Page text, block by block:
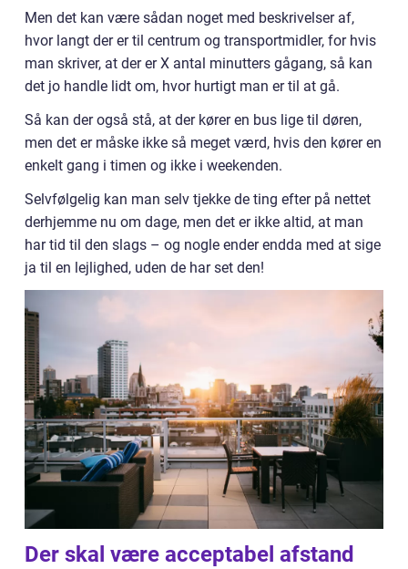
Men det kan være sådan noget med beskrivelser af,
hvor langt der er til centrum og transportmidler, for hvis
man skriver, at der er X antal minutters gågang, så kan
det jo handle lidt om, hvor hurtigt man er til at gå.
Så kan der også stå, at der kører en bus lige til døren,
men det er måske ikke så meget værd, hvis den kører en
enkelt gang i timen og ikke i weekenden.
Selvfølgelig kan man selv tjekke de ting efter på nettet
derhjemme nu om dage, men det er ikke altid, at man
har tid til den slags – og nogle ender endda med at sige
ja til en lejlighed, uden de har set den!
Der skal være acceptabel afstand